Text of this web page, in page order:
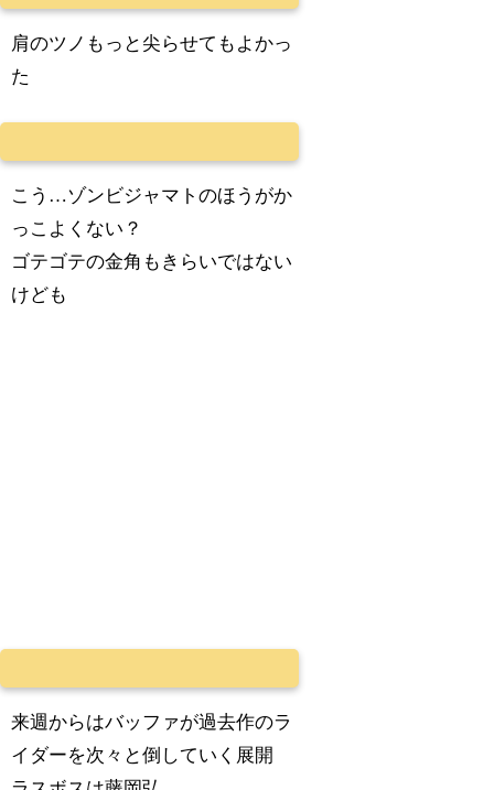
肩のツノもっと尖らせてもよかっ
た
こう…ゾンビジャマトのほうがか
っこよくない？
ゴテゴテの金角もきらいではない
けども
来週からはバッファが過去作のラ
イダーを次々と倒していく展開